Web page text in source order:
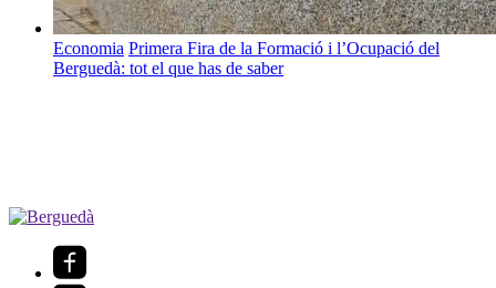
Economia Primera Fira de la Formació i l’Ocupació del
Berguedà: tot el que has de saber